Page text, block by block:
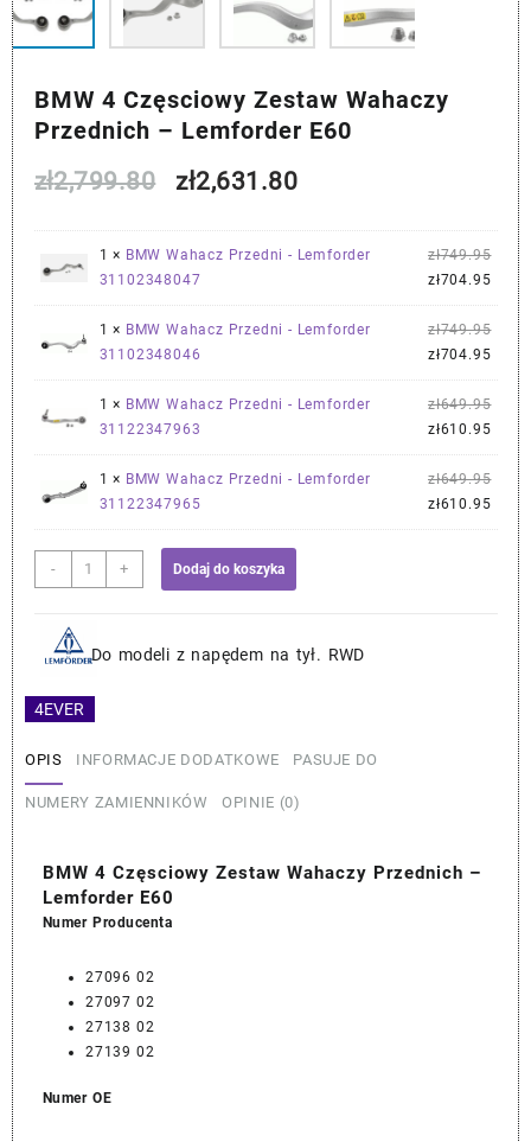
4EVER
BMW 4 Częsciowy Zestaw Wahaczy
Przednich – Lemforder E60
zł2,799.80
Pierwotna
cena
wynosiła:
zł2,799.80.
zł2,631.80Aktualna
cena
zł2,631.80.
1 × BMW Wahacz Przedni - Lemforder
31102348047
zł749.95
cena
zł704.95
cena
1 × BMW Wahacz Przedni - Lemforder
31102348046
zł749.95
cena
zł704.95
cena
1 × BMW Wahacz Przedni - Lemforder
31122347963
zł649.95
cena
zł610.95
cena
1 × BMW Wahacz Przedni - Lemforder
31122347965
zł649.95
cena
zł610.95
cena
-
ilość
BMW
Częsciowy
Zestaw
Przednich
Lemforder
+ Dodaj do koszyka
Do modeli z napędem na tył. RWD
OPIS INFORMACJE DODATKOWE PASUJE DO
NUMERY ZAMIENNIKÓW OPINIE (0)
BMW 4 Częsciowy Zestaw Wahaczy Przednich –
Lemforder E60
Numer Producenta
27096 02
27097 02
27138 02
27139 02
Numer OE